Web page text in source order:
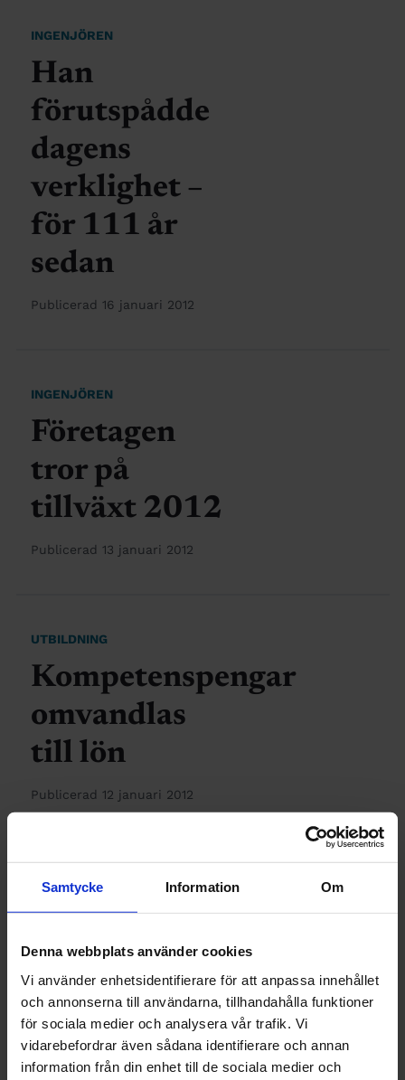
Samtycke Information Om
Denna webbplats använder cookies
Vi använder enhetsidentifierare för att anpassa innehållet
och annonserna till användarna, tillhandahålla funktioner
för sociala medier och analysera vår trafik. Vi
vidarebefordrar även sådana identifierare och annan
information från din enhet till de sociala medier och
INGENJÖREN
Han
förutspådde
dagens
verklighet –
för 111 år
sedan
Publicerad 16 januari 2012
INGENJÖREN
Företagen
tror på
tillväxt 2012
Publicerad 13 januari 2012
UTBILDNING
Kompetenspengar
omvandlas
till lön
Publicerad 12 januari 2012
UTBILDNING
Konst och
musik ger
bättre chefer
Publicerad 11 januari 2012